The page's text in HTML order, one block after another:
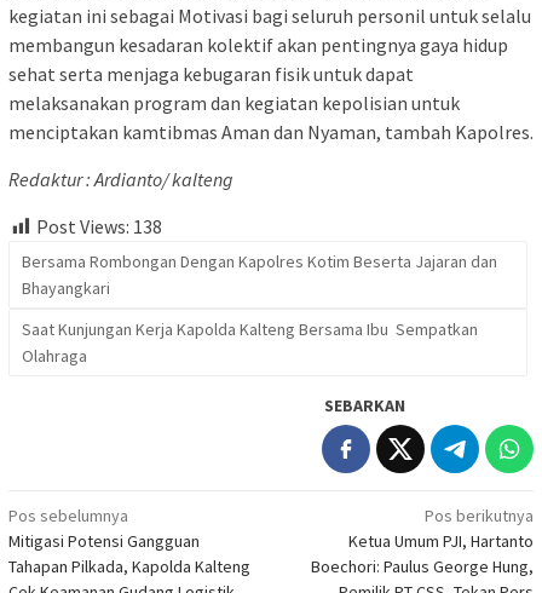
kegiatan ini sebagai Motivasi bagi seluruh personil untuk selalu
membangun kesadaran kolektif akan pentingnya gaya hidup
sehat serta menjaga kebugaran fisik untuk dapat
melaksanakan program dan kegiatan kepolisian untuk
menciptakan kamtibmas Aman dan Nyaman, tambah Kapolres.
Redaktur : Ardianto/ kalteng
Post Views: 138
Bersama Rombongan Dengan Kapolres Kotim Beserta Jajaran dan
Bhayangkari
Saat Kunjungan Kerja Kapolda Kalteng Bersama Ibu Sempatkan
Olahraga
SEBARKAN
Navigasi
pos
Pos sebelumnya
Mitigasi Potensi Gangguan
Tahapan Pilkada, Kapolda Kalteng
Pos berikutnya
Ketua Umum PJI, Hartanto
Boechori: Paulus George Hung,